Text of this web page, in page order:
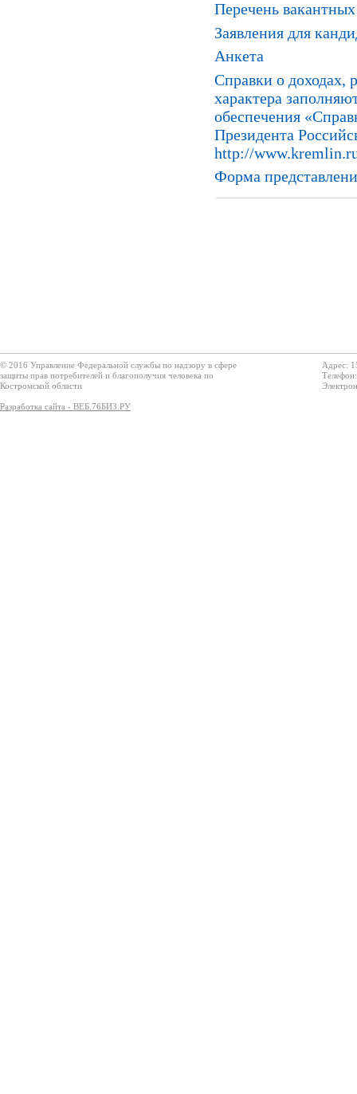
Перечень
Заявления для
Анкета
Справки о доходах,
характера
обеспечения
Президента
http://
Форма
© 2016 Управление Федеральной службы по надзору в сфере
защиты прав потребителей и благополучия человека по
Костромской области
Разработка сайта - ВЕБ.76БИЗ.РУ
Адрес: